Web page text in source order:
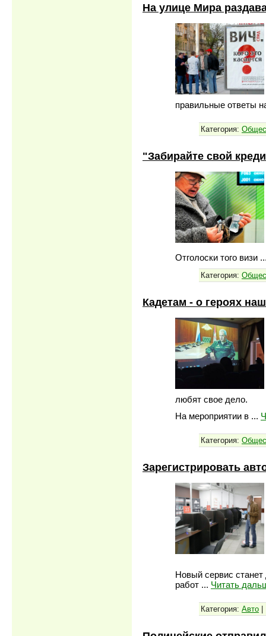
На улице Мира
правильные ответы
Категория:
"Забирайте свой
Отголоски того визи
Категория:
Кадетам - о героях
любят свое дело.
На мероприятии в ...
Категория:
Зарегистрировать
Новый сервис
работ ... Читать
Категория: Авто